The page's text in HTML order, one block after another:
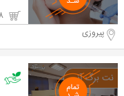
پیروزی